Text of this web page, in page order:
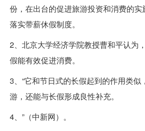
份，在出台的促进旅游投资和消费的
落实带薪休假制度。
2、北京大学经济学院教授曹和平认为
假能有效促进消费。
3、“它和节日式的长假起到的作用类似
游，还能与长假形成良性补充。
4、”（中新网）。